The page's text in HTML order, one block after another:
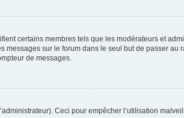
certains membres tels que les modérateurs et
sur le forum dans le seul but de passer au
de messages.
Ceci pour empêcher l’utilisation